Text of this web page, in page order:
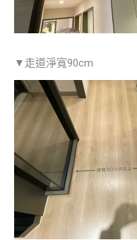
▼走道淨寬90cm